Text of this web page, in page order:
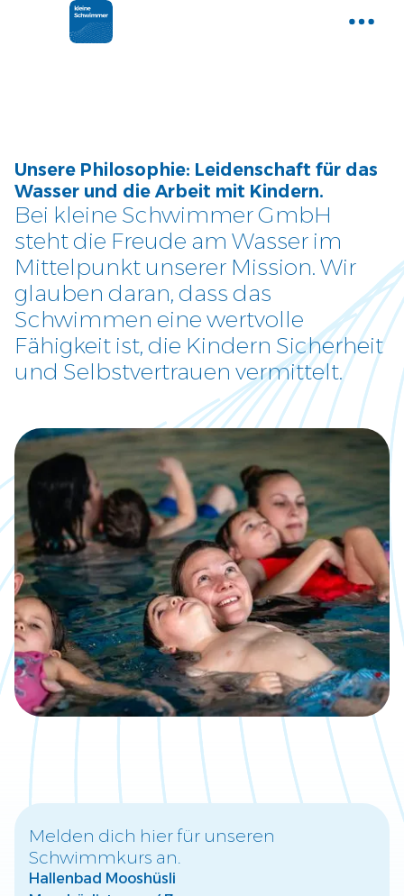
Aktuelle News
Neues und Tipps aus der Welt der
kleinen Schwimmer
Kurse
Entdecke unser Kursangebot
Über uns
Tauche ein und lerne uns
kennen
Kalender
Was, wann, wo inklusive direkter
Anmeldemöglichkeit
Jobs
Eine neue Challenge gesucht?
Bäder
Übersicht über unsere Locations
Kontakt
Wir sind gerne für Dich da
Aktuelle Artikel
Warum frühzeitige Wassergewöhnung für
Kinder wichtig ist
Unsere Philosophie: Leidenschaft für das
Wasser und die Arbeit mit Kindern.
Bei kleine Schwimmer GmbH
steht die Freude am Wasser im
Mittelpunkt unserer Mission. Wir
glauben daran, dass das
Schwimmen eine wertvolle
Fähigkeit ist, die Kindern Sicherheit
und Selbstvertrauen vermittelt.
Melden dich hier für unseren
Schwimmkurs an.
Hallenbad Mooshüsli